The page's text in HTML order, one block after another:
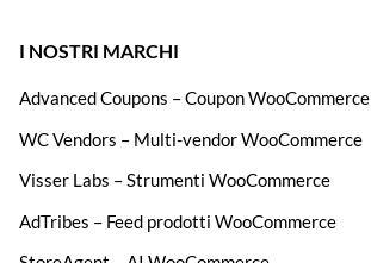
I NOSTRI MARCHI
Advanced Coupons – Coupon WooCommerce
WC Vendors – Multi-vendor WooCommerce
Visser Labs – Strumenti WooCommerce
AdTribes – Feed prodotti WooCommerce